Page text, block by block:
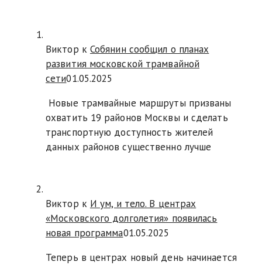
Виктор к Собянин сообщил о планах
развития московской трамвайной
сети01.05.2025
Новые трамвайные маршруты призваны
охватить 19 районов Москвы и сделать
транспортную доступность жителей
данных районов существенно лучше
Виктор к И ум, и тело. В центрах
«Московского долголетия» появилась
новая программа01.05.2025
Теперь в центрах новый день начинается